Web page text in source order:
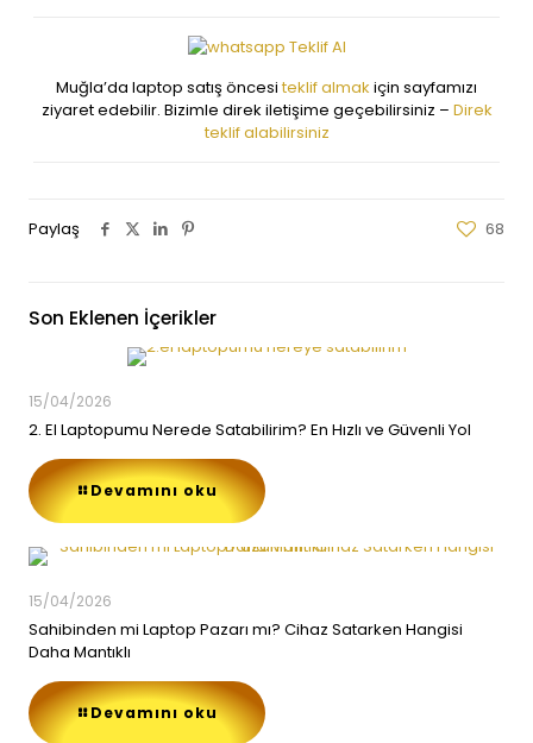
Muğla’da laptop satış öncesiteklif almak için sayfamızı
ziyaret edebilir. Bizimle direk iletişime geçebilirsiniz – Direk
teklif alabilirsiniz
Paylaş 68
Son Eklenen İçerikler
15/04/2026
2. El Laptopumu Nerede Satabilirim? En Hızlı ve Güvenli Yol
Devamını oku
15/04/2026
Sahibinden mi Laptop Pazarı mı? Cihaz Satarken Hangisi
Daha Mantıklı
Devamını oku